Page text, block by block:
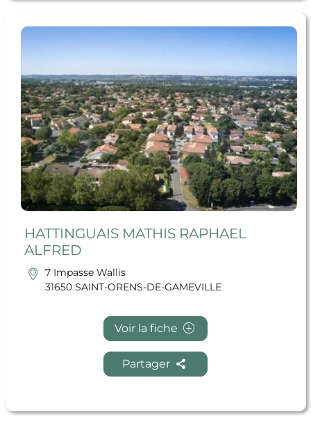
HATTINGUAIS MATHIS RAPHAEL
ALFRED
7 Impasse Wallis
31650 SAINT-ORENS-DE-GAMEVILLE
Voir la fiche
Partager